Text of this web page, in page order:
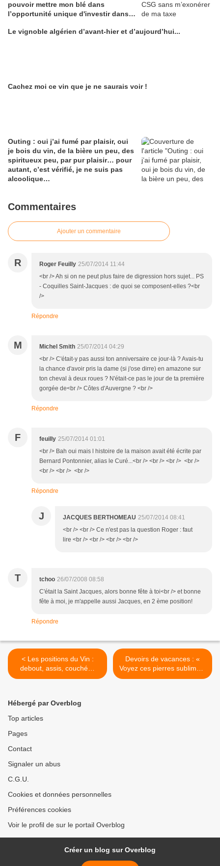
pouvoir mettre mon blé dans
l’opportunité unique d'investir dans
Alain Edouard
Le vignoble algérien d’avant-hier et d’aujourd’hui...
Cachez moi ce vin que je ne saurais voir !
Outing : oui j’ai fumé par plaisir, oui
je bois du vin, de la bière un peu, des
spiritueux peu, par pur plaisir… pour
autant, c’est vérifié, je ne suis pas
alcoolique…
Commentaires
Ajouter un commentaire
R Roger Feuilly 25/07/2014 11:44
<br /> Ah si on ne peut plus faire de digression hors sujet... PS
- Coquilles Saint-Jacques : de quoi se composent-elles ?<br
/>
Répondre
M Michel Smith 25/07/2014 04:29
<br /> C'était-y pas aussi ton anniversaire ce jour-là ? Avais-tu
la chance d'avoir pris la dame (si j'ose dirre) en amazone sur
ton cheval à deux roues ? N'était-ce pas le jour de ta première
gorgée de<br /> Côtes d'Auvergne ? <br />
Répondre
F feuilly 25/07/2014 01:01
<br /> Bah oui mais l histoire de la maison avait été écrite par
Bernard Pontonnier, alias le Curé...<br /> <br /> <br /> <br />
<br /> <br /> <br />
Répondre
J JACQUES BERTHOMEAU 25/07/2014 08:41
<br /> <br /> Ce n'est pas la question Roger : faut
lire <br /> <br /> <br /> <br />
T tchoo 26/07/2008 08:58
C'était la Saint Jacques, alors bonne fête à toi<br /> et bonne
fête à moi, je m'appelle aussi Jacques, en 2 ème position!
Répondre
< Les positions du Vin :
debout, assis, couché…
Devoirs de vacances : «
Voyez ces pierres sublimes,
indifférentes aux rumeurs
Hébergé par Overblog
Top articles
Pages
Contact
Signaler un abus
C.G.U.
Cookies et données personnelles
Préférences cookies
Voir le profil de sur le portail Overblog
Créer un blog sur Overblog